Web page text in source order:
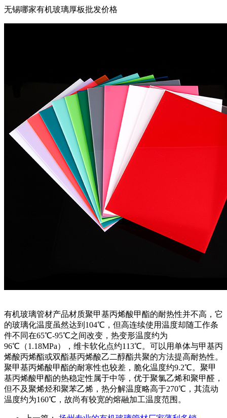
无锡哪家有机玻璃厚板批发价格
有机玻璃管材产品材质聚甲基丙烯酸甲酯的耐热性并不高，它
的玻璃化温度虽然达到104℃，但高连续使用温度却随工作条
件不同在65℃-95℃之间改变，热变形温度约为
96℃（1.18MPa），维卡软化点约113℃。可以用单体与甲基丙
烯酸丙烯酯或双酯基丙烯酸乙二醇酯共聚的方法提高耐热性。
聚甲基丙烯酸甲酯的耐寒性也较差，脆化温度约9.2℃。聚甲
基丙烯酸甲酯的热稳定性属于中等，优于聚氯乙烯和聚甲醛，
但不及聚烯烃和聚苯乙烯，热分解温度略高于270℃，其流动
温度约为160℃，故尚有较宽的熔融加工温度范围。